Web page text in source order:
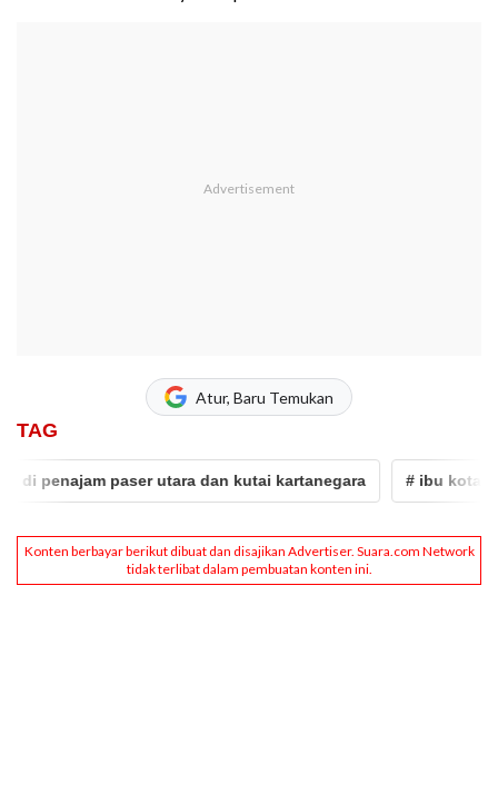
Atur, Baru Temukan
TAG
paser utara dan kutai kartanegara # ibu kota di